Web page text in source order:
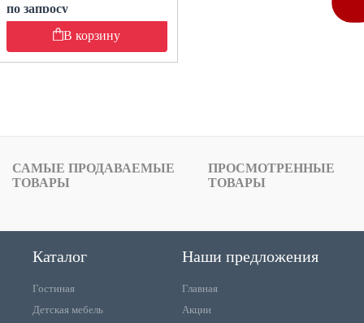
по запросу
В корзину
САМЫЕ ПРОДАВАЕМЫЕ
ТОВАРЫ
ПРОСМОТРЕННЫЕ
ТОВАРЫ
Каталог
Гостиная
Детская мебель
Наши предложения
Главная
Акции